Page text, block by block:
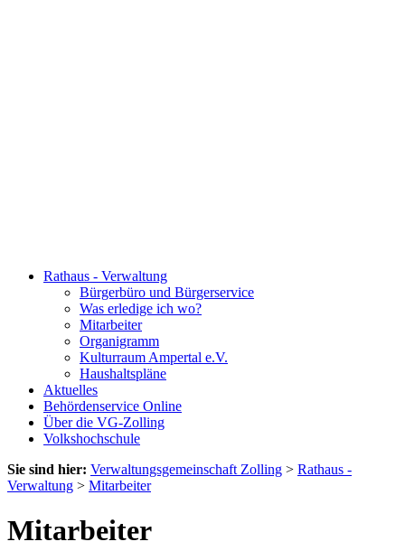
Rathaus - Verwaltung
Bürgerbüro und Bürgerservice
Was erledige ich wo?
Mitarbeiter
Organigramm
Kulturraum Ampertal e.V.
Haushaltspläne
Aktuelles
Behördenservice Online
Über die VG-Zolling
Volkshochschule
Sie sind hier: Verwaltungsgemeinschaft Zolling > Rathaus -
Verwaltung > Mitarbeiter
Mitarbeiter